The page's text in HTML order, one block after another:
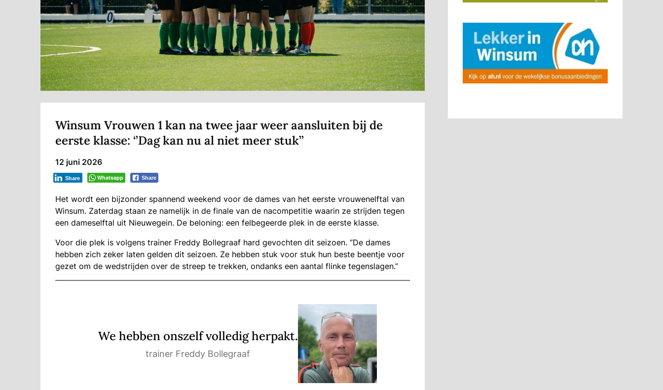
Winsum Vrouwen 1 kan na twee jaar weer aansluiten bij de
eerste klasse: ‘’Dag kan nu al niet meer stuk’’
12 juni 2026
Whatsapp Share
Share
Het wordt een bijzonder spannend weekend voor de dames van het eerste vrouwenelftal van
Winsum. Zaterdag staan ze namelijk in de finale van de nacompetitie waarin ze strijden tegen
een dameselftal uit Nieuwegein. De beloning: een felbegeerde plek in de eerste klasse.
Voor die plek is volgens trainer Freddy Bollegraaf hard gevochten dit seizoen. ”De dames
hebben zich zeker laten gelden dit seizoen. Ze hebben stuk voor stuk hun beste beentje voor
gezet om de wedstrijden over de streep te trekken, ondanks een aantal flinke tegenslagen.”
We hebben onszelf volledig herpakt.
trainer Freddy Bollegraaf